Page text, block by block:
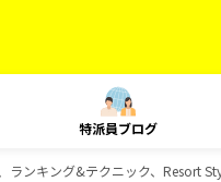
特派員ブログ
ンキング&テクニック、Resort